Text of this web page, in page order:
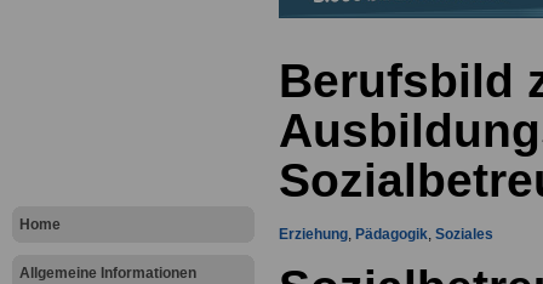
Home
Allgemeine Informationen
Berufsbild
Erziehung, Pädagogik, Soziales